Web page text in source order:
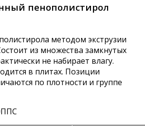
пенополистирол
методом экструзии
из множества замкнутых
не набирает влагу.
в плитах. Позиции
по плотности и группе